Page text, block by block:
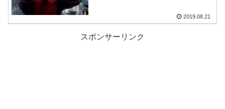
2019.08.21
スポンサーリンク